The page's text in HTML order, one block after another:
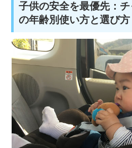
子供の安全を最優先：
の年齢別使い方と選び方